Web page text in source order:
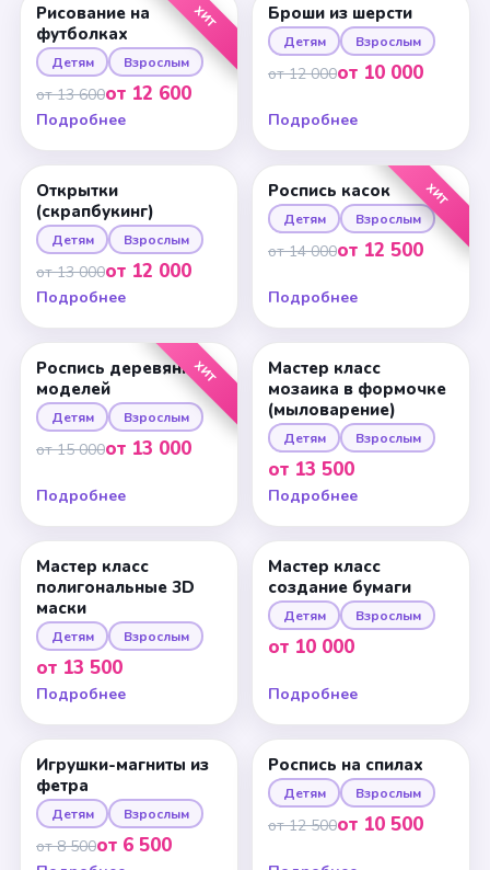
ХИТ
Рисование на
футболках
Детям Взрослым
от 13 600от 12 600
Подробнее
Броши из шерсти
Детям Взрослым
от 12 000от 10 000
Подробнее
Открытки
(скрапбукинг)
Детям Взрослым
от 13 000от 12 000
Подробнее
ХИТ
Роспись касок
Детям Взрослым
от 14 000от 12 500
Подробнее
ХИТ
Роспись деревянных
моделей
Детям Взрослым
от 15 000от 13 000
Подробнее
Мастер класс
мозаика в формочке
(мыловарение)
Детям Взрослым
от 13 500
Подробнее
Мастер класс
полигональные 3D
маски
Детям Взрослым
от 13 500
Подробнее
Мастер класс
создание бумаги
Детям Взрослым
от 10 000
Подробнее
Игрушки-магниты из
фетра
Детям Взрослым
от 8 500от 6 500
Роспись на спилах
Детям Взрослым
от 12 500от 10 500